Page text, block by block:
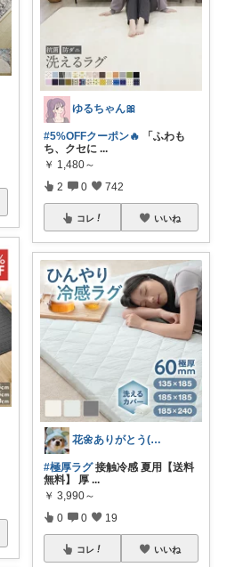
ゆるちゃん🎀
#5%OFFクーポン🔥 「ふわも
ち、クセに ...
￥ 1,480～
2 0 742
コレ いいね
花🌼ありがとう(*･ω･)*_ _)ﾍ
#極厚ラグ接触冷感 夏用【送料
無料】 厚 ...
￥ 3,990～
0 0 19
コレ いいね